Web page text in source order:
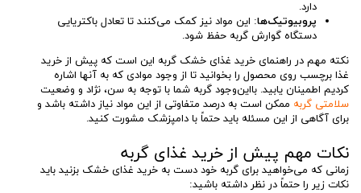
دارد.
پروبیوتیک‌ها: این مواد نیز کمک می‌کنند تا تعادل باکتریایی
دستگاه گوارش گربه حفظ شود.
نکته مهم در راهنمای خرید غذای خشک گربه این است که پیش از خرید
غذا برچسب روی محصول را بخوانید تا از وجود موادی که به آنها اشاره
کردیم اطمینان یابید. بااین‌وجود گربه شما با توجه به سن، نژاد و وضعیت
سلامتی گربه ممکن است به درصد متفاوتی از این مواد نیاز داشته باشد و
برای آگاهی از این مسئله باید حتماً با دامپزشک مشورت کنید.
نکات مهم پیش از خرید غذای گربه
زمانی که می‌خواهید برای گربه خود دست به خرید غذای خشک بزنید باید
نکات زیر را حتماً در نظر داشته باشید: